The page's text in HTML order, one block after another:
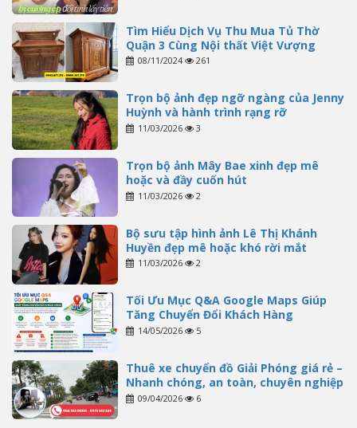
Tìm Hiểu Dịch Vụ Thu Mua Tủ Thờ
Quận 3 Cùng Nội thất Việt Vượng
08/11/2024 261
Trọn bộ ảnh đẹp ngỡ ngàng của Jenny
Huỳnh và hành trình rạng rỡ
11/03/2026 3
Trọn bộ ảnh Mây Bae xinh đẹp mê
hoặc và đầy cuốn hút
11/03/2026 2
Bộ sưu tập hình ảnh Lê Thị Khánh
Huyền đẹp mê hoặc khó rời mắt
11/03/2026 2
Tối Ưu Mục Q&A Google Maps Giúp
Tăng Chuyển Đổi Khách Hàng
14/05/2026 5
Thuê xe chuyển đồ Giải Phóng giá rẻ –
Nhanh chóng, an toàn, chuyên nghiệp
09/04/2026 6